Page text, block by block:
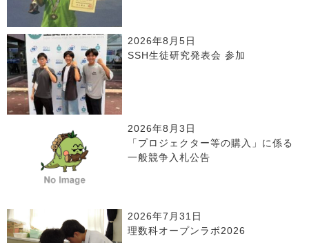
2026年8月5日
SSH生徒研究発表会 参加
2026年8月3日
「プロジェクター等の購入」に係る
一般競争入札公告
2026年7月31日
理数科オープンラボ2026